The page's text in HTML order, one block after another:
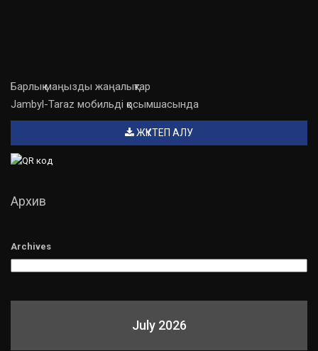
Барлық маңызды жаңалықтар
Jambyl-Taraz мобильді қосымшасында
ЖҮКТЕП АЛУ
Архив
Archives
July 2026